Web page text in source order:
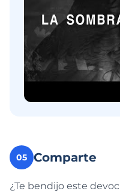
05 Comparte
¿Te bendijo este